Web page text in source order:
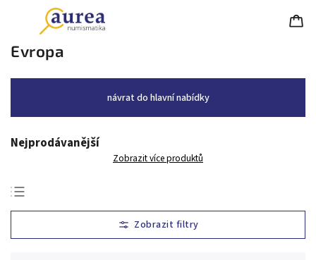
Evropa
návrat do hlavní nabídky
Nejprodávanější
Zobrazit více produktů
Nejlevnější
Nejdražší